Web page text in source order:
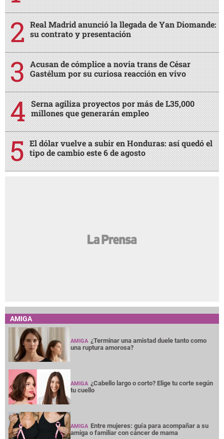
Real Madrid anunció la llegada de Yan Diomande:
su contrato y presentación
Acusan de cómplice a novia trans de César
Gastélum por su curiosa reacción en vivo
Serna agiliza proyectos por más de L35,000
millones que generarán empleo
El dólar vuelve a subir en Honduras: así quedó el
tipo de cambio este 6 de agosto
AMIGA
AMIGA ¿Terminar una amistad duele tanto como
una ruptura amorosa?
AMIGA ¿Cabello largo o corto? Elige tu corte según
tu cuello
AMIGA Entre mujeres: guía para acompañar a su
amiga o familiar con cáncer de mama